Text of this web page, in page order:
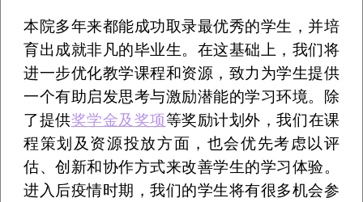
本院多年来都能成功取录最优秀的学生，并培
育出成就非凡的毕业生。在这基础上，我们将
进一步优化教学课程和资源，致力为学生提供
一个有助启发思考与激励潜能的学习环境。除
了提供奖学金及奖项等奖励计划外，我们在课
程策划及资源投放方面，也会优先考虑以评
估、创新和协作方式来改善学生的学习体验。
进入后疫情时期，我们的学生将有很多机会参